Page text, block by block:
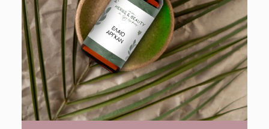
Web, Design, Branding, Tik Tok Video, Logo,
Packaging